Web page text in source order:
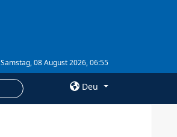
Samstag, 08 August 2026, 06:55
Deu